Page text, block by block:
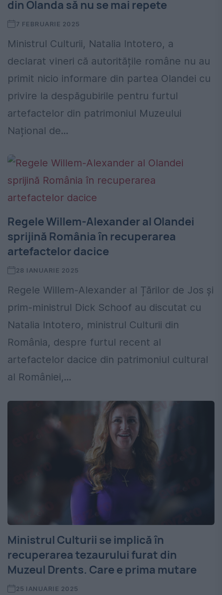
din Olanda să nu se mai repete
7 FEBRUARIE 2025
Ministrul Culturii, Natalia Intotero, a
declarat vineri că autoritățile române nu au
primit nicio informare din partea Olandei cu
privire la despăgubirile pentru furtul
artefactelor din patrimoniul Muzeului
Național de...
Regele Willem-Alexander al Olandei
sprijină România în recuperarea
artefactelor dacice
28 IANUARIE 2025
Regele Willem-Alexander al Țărilor de Jos și
prim-ministrul Dick Schoof au discutat cu
Natalia Intotero, ministrul Culturii din
România, despre furtul recent al
artefactelor dacice din patrimoniul cultural
al României,...
Ministrul Culturii se implică în
recuperarea tezaurului furat din
Muzeul Drents. Care e prima mutare
25 IANUARIE 2025